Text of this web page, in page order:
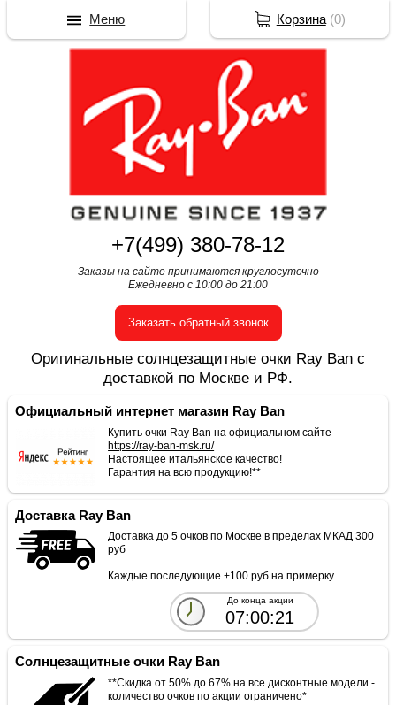
+7(499) 380-78-12
Заказы на сайте принимаются круглосуточно
Ежедневно с 10:00 до 21:00
Заказать обратный звонок
Оригинальные солнцезащитные очки Ray Ban с
доставкой по Москве и РФ.
Официальный интернет магазин Ray Ban
Купить очки Ray Ban на официальном сайте
https://ray-ban-msk.ru/
Настоящее итальянское качество!
Гарантия на всю продукцию!**
Доставка Ray Ban
Доставка до 5 очков по Москве в пределах МКАД 300
руб
-
Каждые последующие +100 руб на примерку
До конца акции
07:00:21
Солнцезащитные очки Ray Ban
**Скидка от 50% до 67% на все дисконтные модели -
количество очков по акции ограничено*
Корзина(0)
Меню